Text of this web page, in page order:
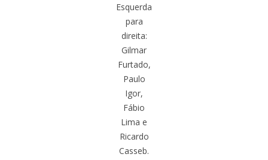
Esquerda
para
direita:
Gilmar
Furtado,
Paulo
Igor,
Fábio
Lima e
Ricardo
Casseb.